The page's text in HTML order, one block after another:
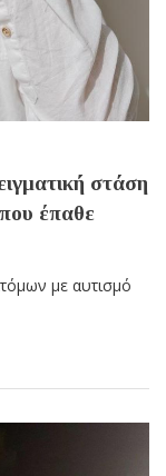
στάση
έπαθε
με αυτισμό